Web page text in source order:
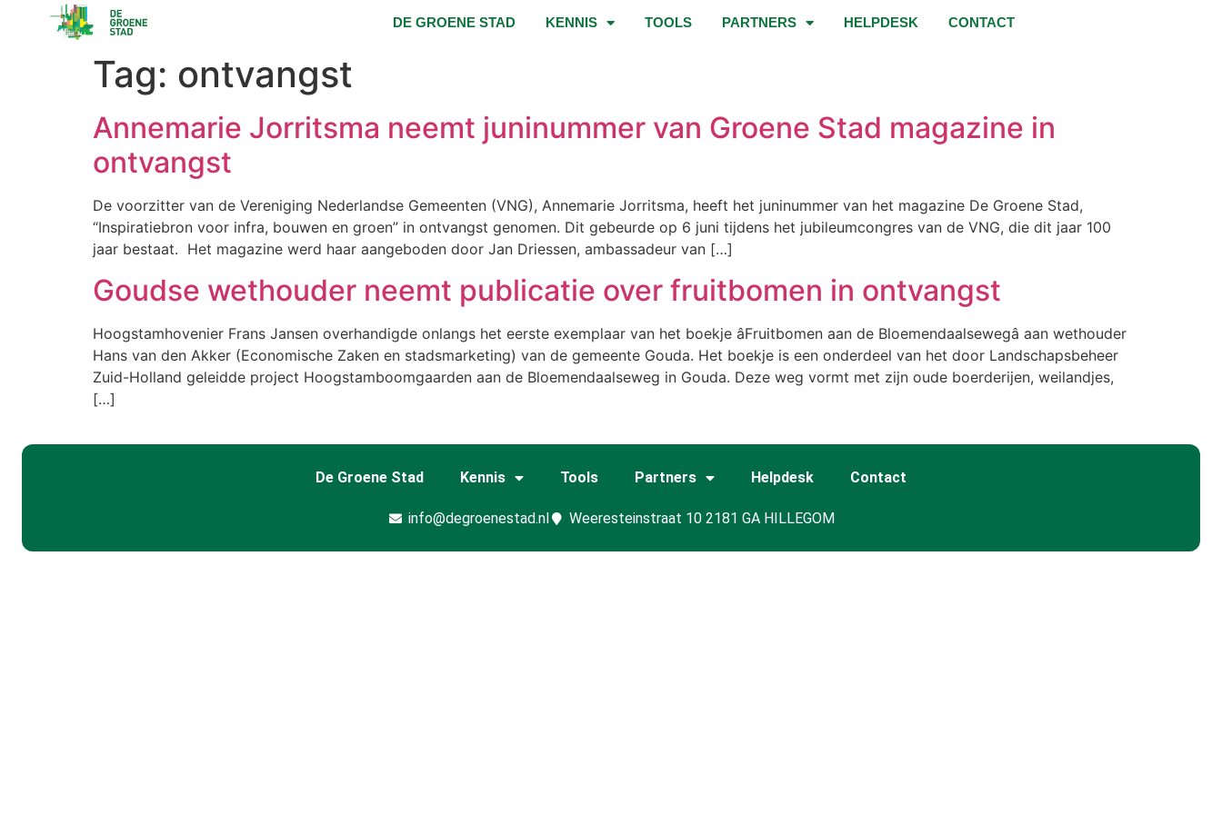
DE GROENE STAD KENNIS TOOLS PARTNERS HELPDESK CONTACT
Tag: ontvangst
Annemarie Jorritsma neemt juninummer van Groene Stad magazine in
ontvangst
De voorzitter van de Vereniging Nederlandse Gemeenten (VNG), Annemarie Jorritsma, heeft het juninummer van het magazine De Groene Stad,
“Inspiratiebron voor infra, bouwen en groen” in ontvangst genomen. Dit gebeurde op 6 juni tijdens het jubileumcongres van de VNG, die dit jaar 100
jaar bestaat. Het magazine werd haar aangeboden door Jan Driessen, ambassadeur van […]
Goudse wethouder neemt publicatie over fruitbomen in ontvangst
Hoogstamhovenier Frans Jansen overhandigde onlangs het eerste exemplaar van het boekje âFruitbomen aan de Bloemendaalsewegâ aan wethouder
Hans van den Akker (Economische Zaken en stadsmarketing) van de gemeente Gouda. Het boekje is een onderdeel van het door Landschapsbeheer
Zuid-Holland geleidde project Hoogstamboomgaarden aan de Bloemendaalseweg in Gouda. Deze weg vormt met zijn oude boerderijen, weilandjes,
[…]
De Groene Stad Kennis Tools Partners Helpdesk Contact
info@degroenestad.nl Weeresteinstraat 10 2181 GA HILLEGOM